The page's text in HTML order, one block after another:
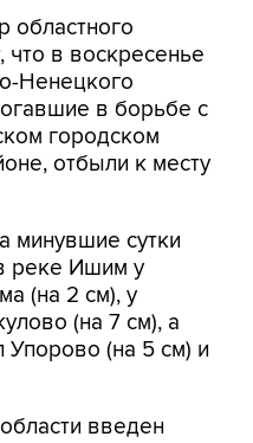
Ненецкого
в борьбе с
городском
отбыли к месту
сутки
(на 2 см), у
(на 7 см), а
(на 5 см) и
введен
жителей